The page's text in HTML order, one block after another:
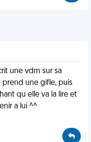
une vdm sur sa
prend une gifle, puis
qu elle va la lire et
a lui ^^